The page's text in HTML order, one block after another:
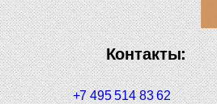
Контакты:
+7 495 514 83 62